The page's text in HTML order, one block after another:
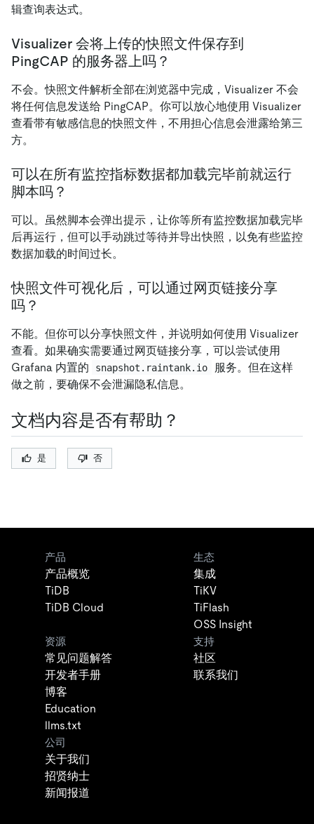
辑查询表达式。
Visualizer 会将上传的快照文件保存到
PingCAP 的服务器上吗？
不会。快照文件解析全部在浏览器中完成，Visualizer 不会
将任何信息发送给 PingCAP。你可以放心地使用 Visualizer
查看带有敏感信息的快照文件，不用担心信息会泄露给第三
方。
可以在所有监控指标数据都加载完毕前就运行
脚本吗？
可以。虽然脚本会弹出提示，让你等所有监控数据加载完毕
后再运行，但可以手动跳过等待并导出快照，以免有些监控
数据加载的时间过长。
快照文件可视化后，可以通过网页链接分享
吗？
不能。但你可以分享快照文件，并说明如何使用 Visualizer
查看。如果确实需要通过网页链接分享，可以尝试使用
Grafana 内置的
snapshot.raintank.io
服务。但在这样
做之前，要确保不会泄漏隐私信息。
文档内容是否有帮助？
是 否
产品
产品概览
TiDB
TiDB Cloud
生态
集成
TiKV
TiFlash
OSS Insight
资源
常见问题解答
开发者手册
博客
Education
llms.txt
支持
社区
联系我们
公司
关于我们
招贤纳士
新闻报道